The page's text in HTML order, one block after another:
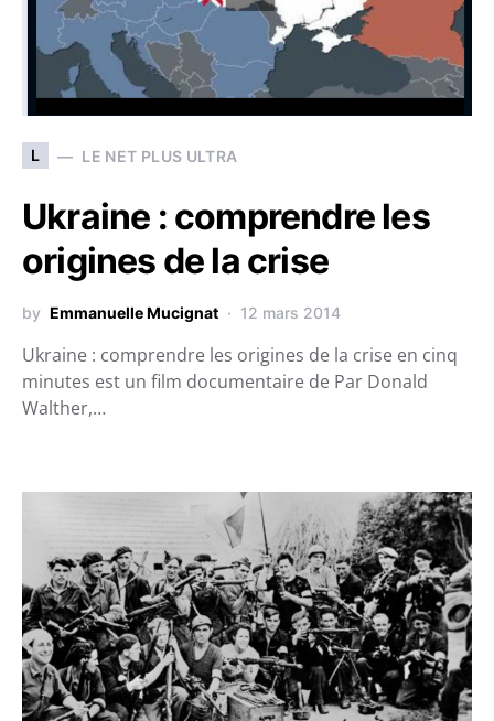
L LE NET PLUS ULTRA
Ukraine : comprendre les
origines de la crise
by Emmanuelle Mucignat 12 mars 2014
Ukraine : comprendre les origines de la crise en cinq
minutes est un film documentaire de Par Donald
Walther,…